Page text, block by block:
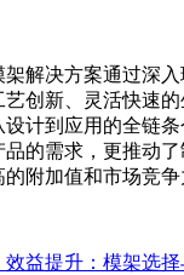
解决方案通过深
创新、灵活快速
计到应用的全链
的需求，更推动
附加值和市场竞争
效益提升：模架选